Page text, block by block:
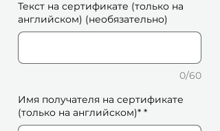
Текст на сертификате (только на
английском) (необязательно)
0/60
Имя получателя на сертификате
(только на английском)* *